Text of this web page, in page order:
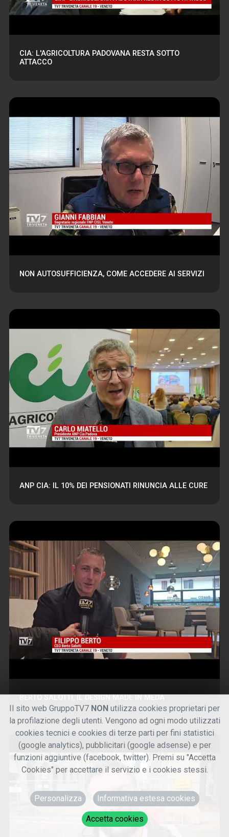
CIA: L'AGRICOLTURA PADOVANA RESTA SOTTO
ATTACCO
NON AUTOSUFFICIENZA, COME ACCEDERE AI SERVIZI
ANP CIA: IL 10% DEI PENSIONATI RINUNCIA ALLE CURE
BERTO SALOTTI, IL DESIGN MADE IN MEDA
Il sito web GruppoTV7 NON utilizza cookies proprietari per
la profilazione degli utenti. Vengono ad ogni modo utilizzati
cookies tecnici e cookies di terze parti per fini statistici
(google analytics), pubblicitari (google adsense) e per
funzioni aggiuntive (facebook, twitter). Premi su "Accetta
Cookies" per accettare il servizio e i cookies stessi.
Personalizza Informativa estesa cookies
Accetta cookies